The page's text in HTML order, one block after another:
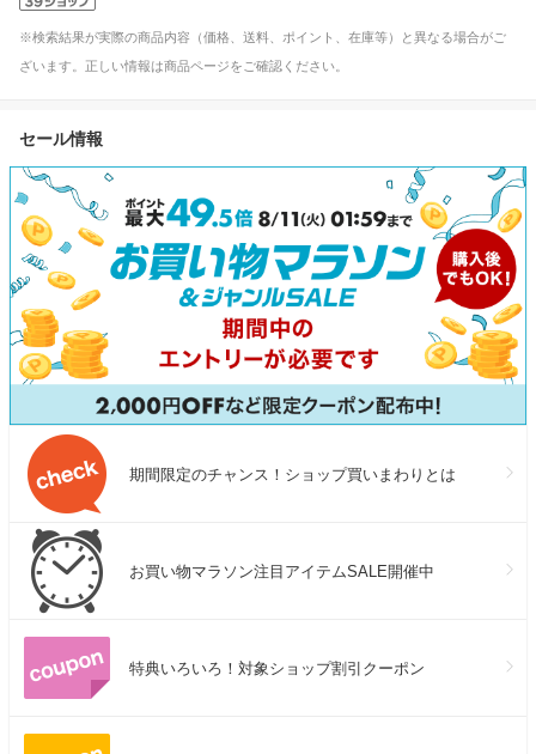
※検索結果が実際の商品内容（価格、送料、ポイント、在庫等）と異なる場合がご
ざいます。正しい情報は商品ページをご確認ください。
セール情報
期間限定のチャンス！ショップ買いまわりとは
お買い物マラソン注目アイテムSALE開催中
特典いろいろ！対象ショップ割引クーポン